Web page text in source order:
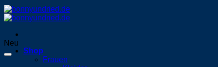
Shop
Frauen
Neu